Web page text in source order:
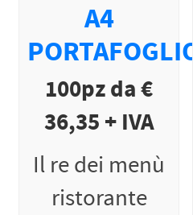
A4
PORTAFOGLIO
100pz da €
36,35 + IVA
Il re dei menù
ristorante